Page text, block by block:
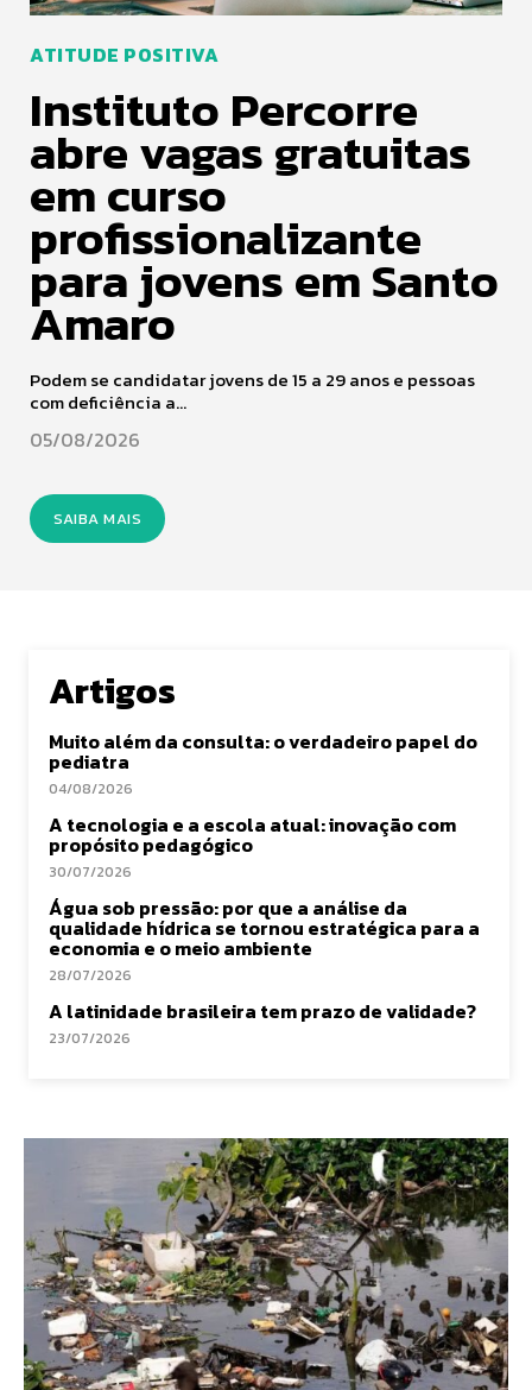
ATITUDE POSITIVA
Instituto Percorre
abre vagas gratuitas
em curso
profissionalizante
para jovens em Santo
Amaro
Podem se candidatar jovens de 15 a 29 anos e pessoas
com deficiência a...
05/08/2026
SAIBA MAIS
Artigos
Muito além da consulta: o verdadeiro papel do
pediatra
04/08/2026
A tecnologia e a escola atual: inovação com
propósito pedagógico
30/07/2026
Água sob pressão: por que a análise da
qualidade hídrica se tornou estratégica para a
economia e o meio ambiente
28/07/2026
A latinidade brasileira tem prazo de validade?
23/07/2026